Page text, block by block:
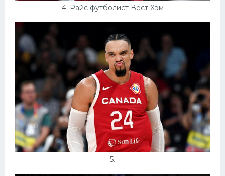
4. Райс футболист Вест Хэм
5.